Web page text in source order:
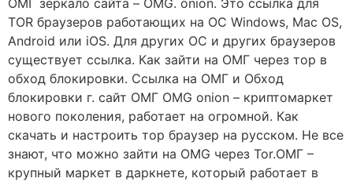
ОМГ зеркало сайта – OMG. onion. Это ссылка для
ТОR браузеров работающих на ОС Windows, Mac OS,
Android или iOS. Для других ОС и других браузеров
существует ссылка. Как зайти на ОМГ через тор в
обход блокировки. Ссылка на ОМГ и Обход
блокировки г. сайт ОМГ OMG onion – криптомаркет
нового поколения, работает на огромной. Как
скачать и настроить тор браузер на русском. Не все
знают, что можно зайти на OMG через Tor.ОМГ –
крупный маркет в даркнете, который работает в